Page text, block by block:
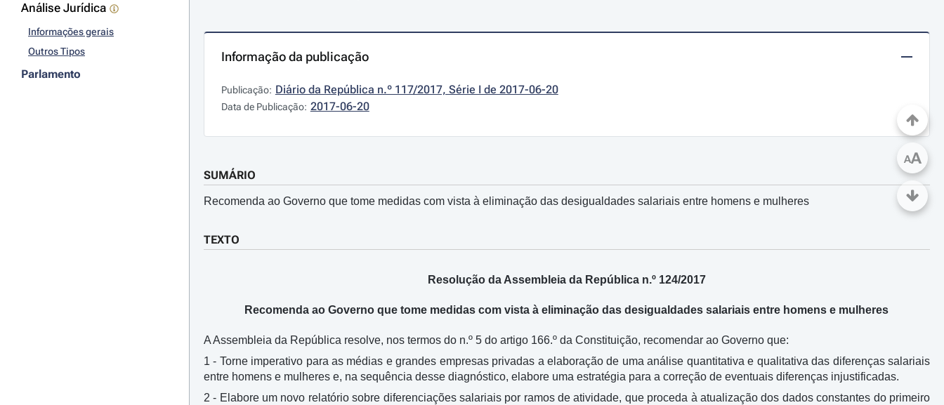
Análise Jurídica
Informações gerais
Outros Tipos
Parlamento
Informação da publicação
Publicação: Diário da República n.º 117/2017, Série I de 2017-06-20
Data de Publicação: 2017-06-20
SUMÁRIO
Recomenda ao Governo que tome medidas com vista à eliminação das desigualdades salariais entre homens e mulheres
TEXTO
Resolução da Assembleia da República n.º 124/2017
Recomenda ao Governo que tome medidas com vista à eliminação das desigualdades salariais entre homens e mulheres
A Assembleia da República resolve, nos termos do n.º 5 do artigo 166.º da Constituição, recomendar ao Governo que:
1 - Torne imperativo para as médias e grandes empresas privadas a elaboração de uma análise quantitativa e qualitativa das diferenças salariais
entre homens e mulheres e, na sequência desse diagnóstico, elabore uma estratégia para a correção de eventuais diferenças injustificadas.
2 - Elabore um novo relatório sobre diferenciações salariais por ramos de atividade, que proceda à atualização dos dados constantes do primeiro
AA